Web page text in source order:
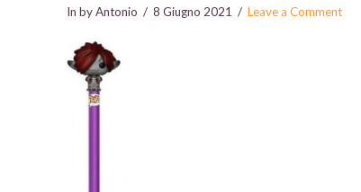
In by Antonio 8 Giugno 2021 Leave a Comment